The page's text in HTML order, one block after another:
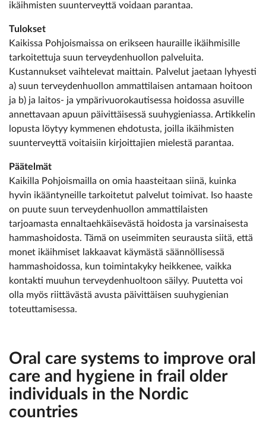
ikäihmisten suunterveyttä voidaan parantaa.
Tulokset
Kaikissa Pohjoismaissa on erikseen hauraille ikäihmisille
tarkoitettuja suun terveydenhuollon palveluita.
Kustannukset vaihtelevat maittain. Palvelut jaetaan lyhyesti
a) suun terveydenhuollon ammattilaisen antamaan hoitoon
ja b) ja laitos- ja ympärivuorokautisessa hoidossa asuville
annettavaan apuun päivittäisessä suuhygieniassa. Artikkelin
lopusta löytyy kymmenen ehdotusta, joilla ikäihmisten
suunterveyttä voitaisiin kirjoittajien mielestä parantaa.
Päätelmät
Kaikilla Pohjoismailla on omia haasteitaan siinä, kuinka
hyvin ikääntyneille tarkoitetut palvelut toimivat. Iso haaste
on puute suun terveydenhuollon ammattilaisten
tarjoamasta ennaltaehkäisevästä hoidosta ja varsinaisesta
hammashoidosta. Tämä on useimmiten seurausta siitä, että
monet ikäihmiset lakkaavat käymästä säännöllisessä
hammashoidossa, kun toimintakyky heikkenee, vaikka
kontakti muuhun terveydenhuoltoon säilyy. Puutetta voi
olla myös riittävästä avusta päivittäisen suuhygienian
toteuttamisessa.
Oral care systems to improve oral
care and hygiene in frail older
individuals in the Nordic
countries